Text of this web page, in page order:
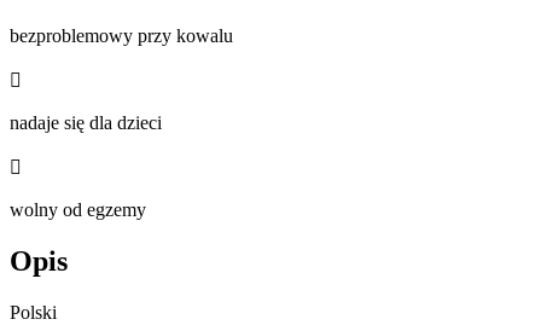
bezproblemowy przy kowalu

nadaje się dla dzieci

wolny od egzemy
Opis
Polski